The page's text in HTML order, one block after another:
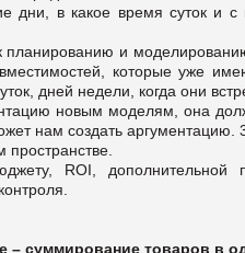
дни, в какое время суток и с
планированию и
которые уже
дней недели, когда они
новым моделям, она
нам создать
ROI, дополнительной
суммирование товаров в